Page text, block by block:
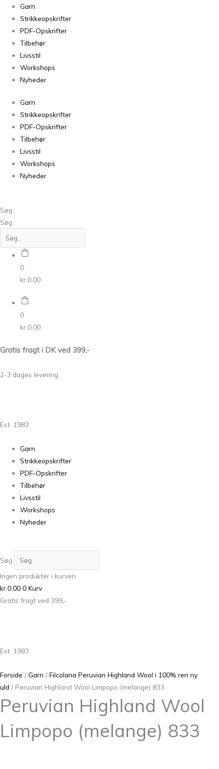
Garn
Strikkeopskrifter
PDF-Opskrifter
Tilbehør
Livsstil
Workshops
Nyheder
Garn
Strikkeopskrifter
PDF-Opskrifter
Tilbehør
Livsstil
Workshops
Nyheder
Søg
Søg
0
kr. 0,00
0
kr. 0,00
Gratis fragt i DK ved 399,-
2-3 dages levering
Est. 1983
Garn
Strikkeopskrifter
PDF-Opskrifter
Tilbehør
Livsstil
Workshops
Nyheder
Søg
Ingen produkter i kurven
kr.0,00 0 Kurv
Gratis fragt ved 399,-
Est. 1983
Forside / Garn / Filcolana Peruvian Highland Wool i 100% ren ny
uld / Peruvian Highland Wool Limpopo (melange) 833
Peruvian Highland Wool
Limpopo (melange) 833
Peruvian
Highland
Wool
Limpopo
(melange)
antal